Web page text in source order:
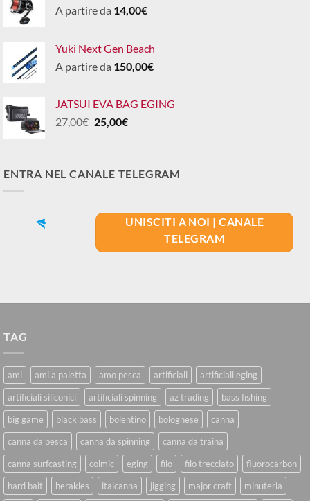
A partire da 14,00€
Yuki Next Gen Beach
A partire da 150,00€
JATSUI EVA BAG EGING
27,00€ Il
27,00€.
25,00€Il
25,00€.
ENTRA NEL CANALE TELEGRAM
UNISCITI A NOI | CANALE
TELEGRAM
TAG
ami ami a paletta amo pesca artificiali
artificiali eging
artificiali siliconici
artificiali spinning az trading
bass fishing
big game
black bass bolentino bolognese
canna
canna da pesca
canna da spinning
canna da traina
canna surfcasting
colmic eging filo filo trecciato
fluorocarbon
hard bait
herakles italcanna jigging major craft minuteria